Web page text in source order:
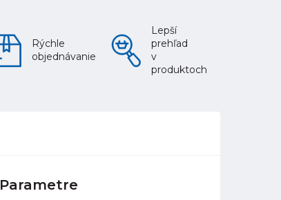
Rýchle
objednávanie
Lepší
prehľad
v
produktoch
Parametre